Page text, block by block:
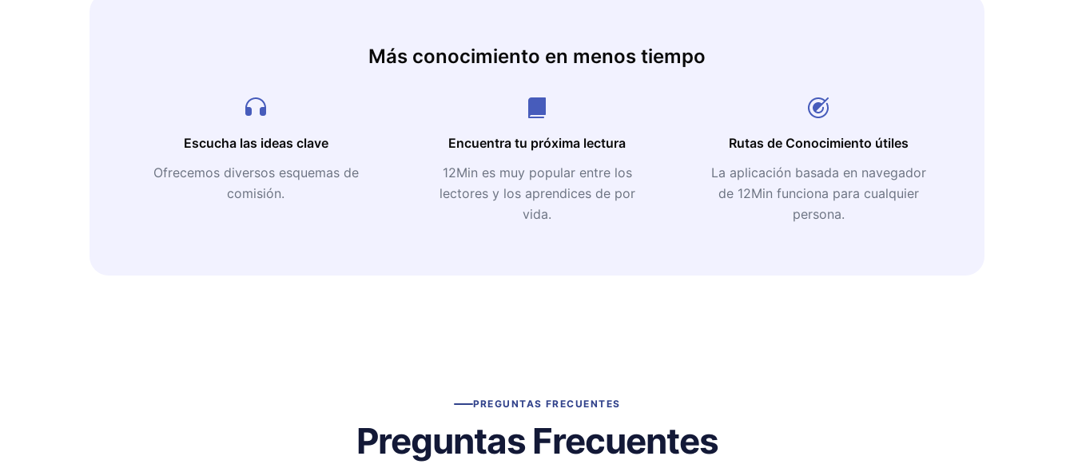
Más conocimiento en menos tiempo
Escucha las ideas clave
Ofrecemos diversos esquemas de
comisión.
Encuentra tu próxima lectura
12Min es muy popular entre los
lectores y los aprendices de por
vida.
Rutas de Conocimiento útiles
La aplicación basada en navegador
de 12Min funciona para cualquier
persona.
PREGUNTAS FRECUENTES
Preguntas Frecuentes